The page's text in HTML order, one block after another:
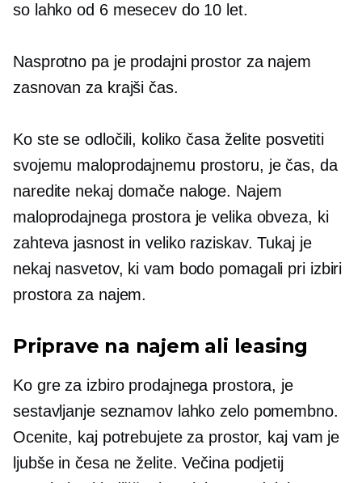
so lahko od 6 mesecev do 10 let.
Nasprotno pa je prodajni prostor za najem
zasnovan za krajši čas.
Ko ste se odločili, koliko časa želite posvetiti
svojemu maloprodajnemu prostoru, je čas, da
naredite nekaj domače naloge. Najem
maloprodajnega prostora je velika obveza, ki
zahteva jasnost in veliko raziskav. Tukaj je
nekaj nasvetov, ki vam bodo pomagali pri izbiri
prostora za najem.
Priprave na najem ali leasing
Ko gre za izbiro prodajnega prostora, je
sestavljanje seznamov lahko zelo pomembno.
Ocenite, kaj potrebujete za prostor, kaj vam je
ljubše in česa ne želite. Večina podjetij